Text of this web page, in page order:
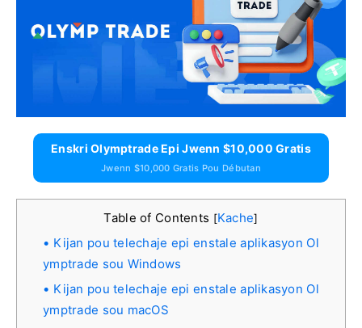
Enskri Olymptrade Epi Jwenn $10,000 Gratis
Jwenn $10,000 Gratis Pou Débutan
Table of Contents [Kache]
Kijan pou telechaje epi enstale aplikasyon Ol
ymptrade sou Windows
Kijan pou telechaje epi enstale aplikasyon Ol
ymptrade sou macOS